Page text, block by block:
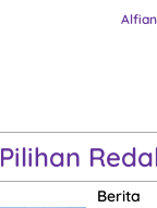
Alfian
Pilihan
Berita